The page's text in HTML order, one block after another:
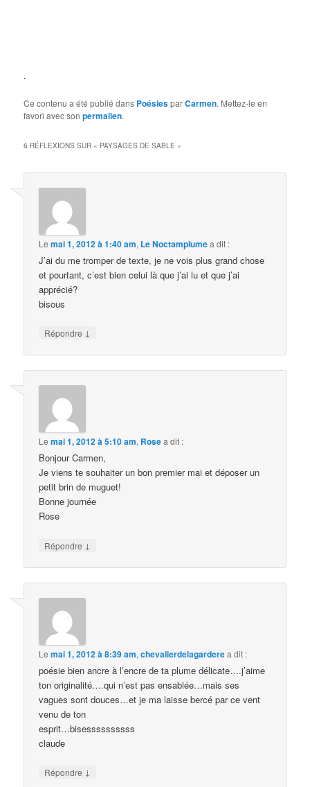
.
Ce contenu a été publié dans PoésiesparCarmen. Mettez-le en
favori avec sonpermalien.
6 RÉFLEXIONS SUR « PAYSAGES DE SABLE »
Lemai 1, 2012 à 1:40 am, Le Noctamplumea dit :
J’ai du me tromper de texte, je ne vois plus grand chose
et pourtant, c’est bien celui là que j’ai lu et que j’ai
apprécié?
bisous
Répondre ↓
Lemai 1, 2012 à 5:10 am, Rosea dit :
Bonjour Carmen,
Je viens te souhaiter un bon premier mai et déposer un
petit brin de muguet!
Bonne journée
Rose
Répondre ↓
Lemai 1, 2012 à 8:39 am,chevalierdelagarderea dit :
poésie bien ancre à l’encre de ta plume délicate….j’aime
ton originalité….qui n’est pas ensablée…mais ses
vagues sont douces…et je ma laisse bercé par ce vent
venu de ton
esprit…bisessssssssss
claude
Répondre ↓